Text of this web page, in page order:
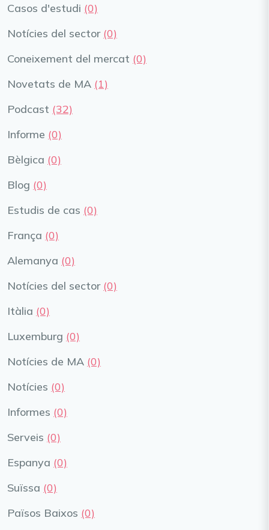
Casos d'estudi (0)
Notícies del sector (0)
Coneixement del mercat (0)
Novetats de MA (1)
Podcast (32)
Informe (0)
Bèlgica (0)
Blog (0)
Estudis de cas (0)
França (0)
Alemanya (0)
Notícies del sector (0)
Itàlia (0)
Luxemburg (0)
Notícies de MA (0)
Notícies (0)
Informes (0)
Serveis (0)
Espanya (0)
Suïssa (0)
Països Baixos (0)